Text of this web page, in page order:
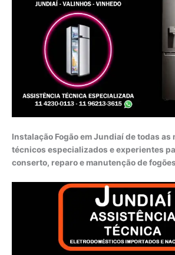
Instalação Fogão em Jundiaí de todas as
técnicos especializados e experientes
conserto, reparo e manutenção de